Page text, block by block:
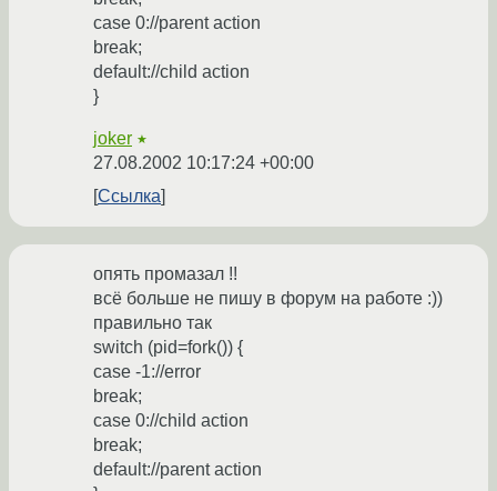
case 0://parent action
break;
default://child action
}
joker ★
27.08.2002 10:17:24 +00:00
Ссылка
опять промазал !!
всё больше не пишу в форум на работе :))
правильно так
switch (pid=fork()) {
case -1://error
break;
case 0://child action
break;
default://parent action